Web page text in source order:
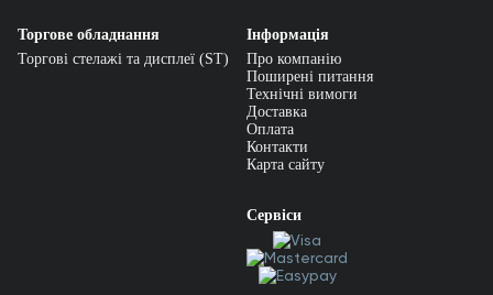
Торгове обладнання
Торгові стелажі та дисплеї (ST)
Інформація
Про компанію
Поширені питання
Технічні вимоги
Доставка
Оплата
Контакти
Карта сайту
Сервіси